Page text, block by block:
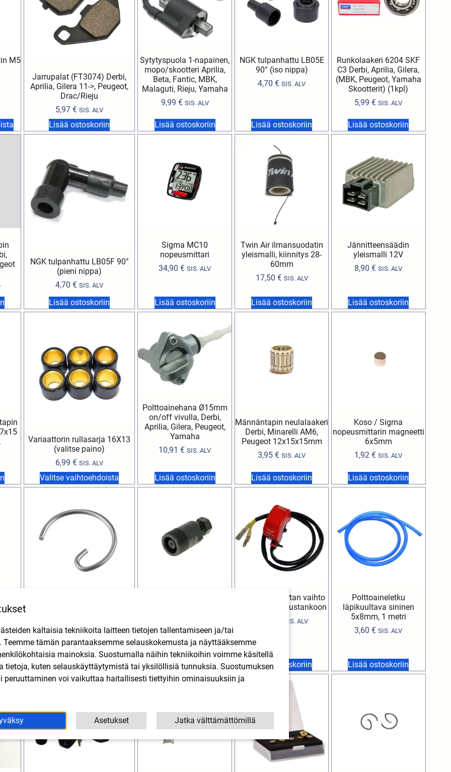
M5
Jarrupalat (FT3074) Derbi,
Aprilia, Gilera 11->, Peugeot,
Drac/Rieju
5,97€ SIS. ALV
Lisää ostoskoriin
Sytytyspuola 1-napainen,
mopo/skootteri Aprilia,
Beta, Fantic, MBK,
Malaguti, Rieju, Yamaha
9,99 € SIS. ALV
Lisää ostoskoriin
NGK tulpanhattu LB05E
90° (iso nippa)
4,70€ SIS. ALV
Lisää ostoskoriin
Runkolaakeri 6204 SKF
C3 Derbi, Aprilia, Gilera,
(MBK, Peugeot, Yamaha
Skootterit) (1kpl)
5,99€ SIS. ALV
Lisää ostoskoriin
NGK tulpanhattu LB05F 90°
(pieni nippa)
4,70€ SIS. ALV
Lisää ostoskoriin
Sigma MC10
nopeusmittari
34,90€ SIS. ALV
Lisää ostoskoriin
Twin Air ilmansuodatin
yleismalli, kiinnitys 28-
60mm
17,50 € SIS. ALV
Lisää ostoskoriin
Jännitteensäädin
yleismalli 12V
8,90€ SIS. ALV
Lisää ostoskoriin
Variaattorin rullasarja 16X13
(valitse paino)
6,99€ SIS. ALV
Valitse vaihtoehdoista
Polttoainehana Ø15mm
on/off vivulla, Derbi,
Aprilia, Gilera, Peugeot,
Yamaha
10,91€ SIS. ALV
Lisää ostoskoriin
Männäntapin neulalaakeri
Derbi, Minarelli AM6,
Peugeot 12x15x15mm
3,95€ SIS. ALV
Lisää ostoskoriin
Koso / Sigma
nopeusmittarin magneetti
6x5mm
1,92€ SIS. ALV
Lisää ostoskoriin
AM6, Derbi, Aprilia, Peugeot
1,00€
Lisää ostoskoriin
Yamaha skootterit, KTM
125-250 2T
8,99€ SIS. ALV
Lisää ostoskoriin
HPI sytytyskartan vaihto
katkaisija ohjaustankoon
SIS. ALV
Lisää ostoskoriin
Polttoaineletku
läpikuultava sininen
5x8mm, 1 metri
3,60€ SIS. ALV
Lisää ostoskoriin
kaltaisia tekniikoita laitteen tietojen tallentamiseen ja/tai
Teemme tämän parantaaksemme selauskokemusta ja näyttääksemme
mainoksia. Suostumalla näihin tekniikoihin voimme käsitellä
tietoja, kuten selauskäyttäytymistä tai yksilöllisiä tunnuksia. Suostumuksen
peruuttaminen voi vaikuttaa haitallisesti tiettyihin ominaisuuksiin ja
Asetukset Jatka välttämättömillä